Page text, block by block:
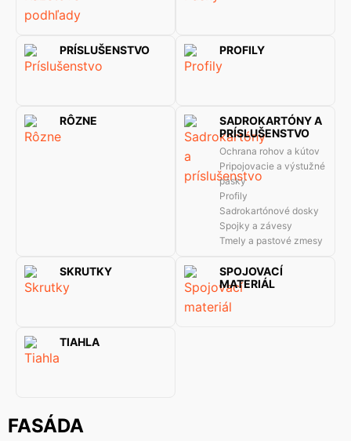
PRÍSLUŠENSTVO PROFILY
RÔZNE
SADROKARTÓNY A
PRÍSLUŠENSTVO
Ochrana rohov a kútov
Pripojovacie a výstužné
pásky
Profily
Sadrokartónové dosky
Spojky a závesy
Tmely a pastové zmesy
SKRUTKY
SPOJOVACÍ
MATERIÁL
TIAHLA
FASÁDA